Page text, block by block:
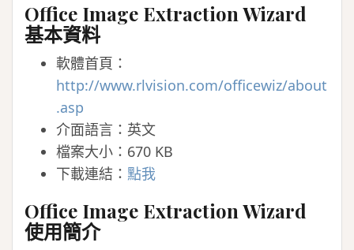
Office Image Extraction Wizard
基本資料
軟體首頁：
http://www.rlvision.com/officewiz/about
.asp
介面語言：英文
檔案大小：670 KB
下載連結： 點我
Office Image Extraction Wizard
使用簡介